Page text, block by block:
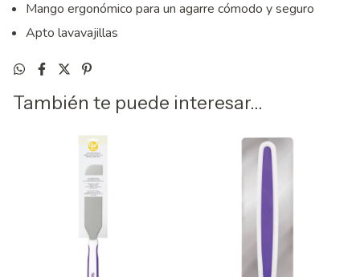
Mango ergonómico para un agarre cómodo y seguro
Apto lavavajillas
También te puede interesar...